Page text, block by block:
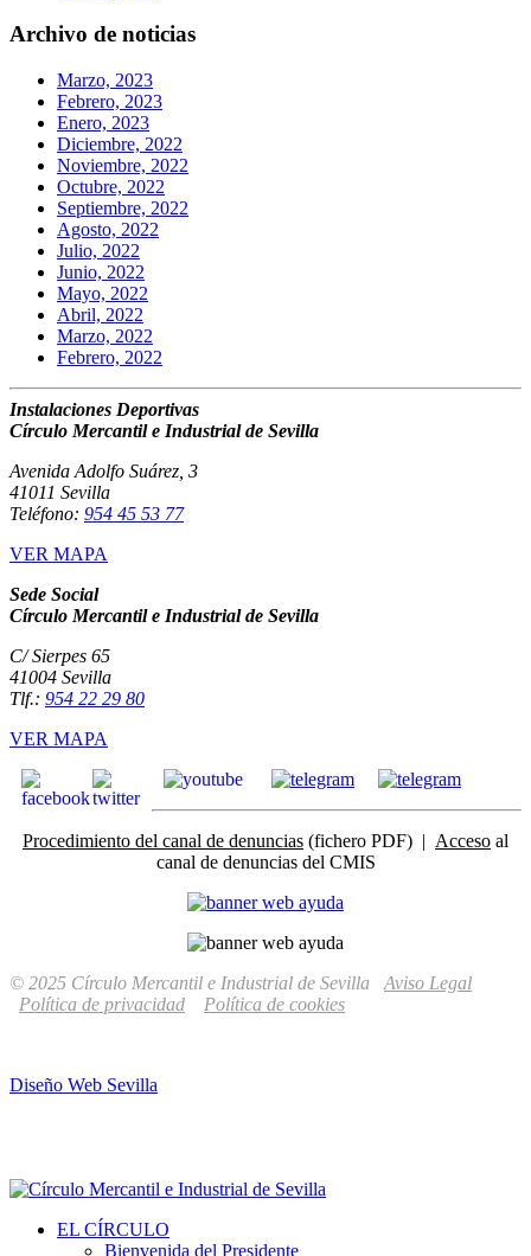
Archivo de noticias
Marzo, 2023
Febrero, 2023
Enero, 2023
Diciembre, 2022
Noviembre, 2022
Octubre, 2022
Septiembre, 2022
Agosto, 2022
Julio, 2022
Junio, 2022
Mayo, 2022
Abril, 2022
Marzo, 2022
Febrero, 2022
Instalaciones Deportivas
Círculo Mercantil e Industrial de Sevilla
Avenida Adolfo Suárez, 3
41011 Sevilla
Teléfono: 954 45 53 77
VER MAPA
Sede Social
Círculo Mercantil e Industrial de Sevilla
C/ Sierpes 65
41004 Sevilla
Tlf.: 954 22 29 80
VER MAPA
Procedimiento del canal de denuncias (fichero PDF) | Acceso al
canal de denuncias del CMIS
© 2025 Círculo Mercantil e Industrial de Sevilla Aviso Legal
Política de privacidad
Política de cookies
Diseño Web Sevilla
EL CÍRCULO
Bienvenida del Presidente